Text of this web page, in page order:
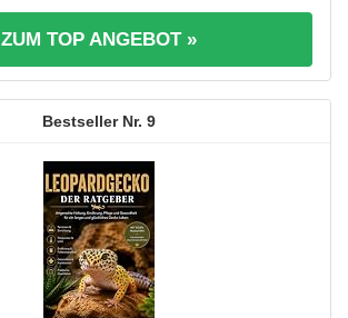
ZUM TOP ANGEBOT »
9